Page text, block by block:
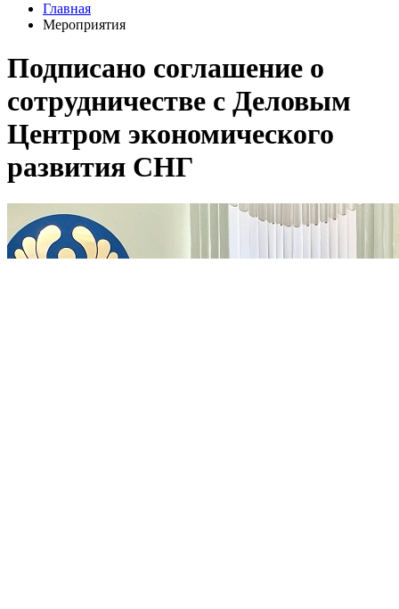
Главная
Мероприятия
Подписано соглашение о
сотрудничестве с Деловым
Центром экономического
развития СНГ